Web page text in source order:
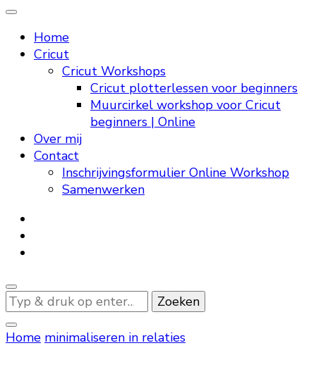
Home
Cricut
Cricut Workshops
Cricut plotterlessen voor beginners
Muurcirkel workshop voor Cricut
beginners | Online
Over mij
Contact
Inschrijvingsformulier Online Workshop
Samenwerken
Op
zoek
naar
Home minimaliseren in relaties